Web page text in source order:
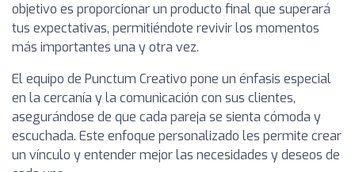
objetivo es proporcionar un producto final que superará
tus expectativas, permitiéndote revivir los momentos
más importantes una y otra vez.
El equipo de Punctum Creativo pone un énfasis especial
en la cercanía y la comunicación con sus clientes,
asegurándose de que cada pareja se sienta cómoda y
escuchada. Este enfoque personalizado les permite crear
un vínculo y entender mejor las necesidades y deseos de